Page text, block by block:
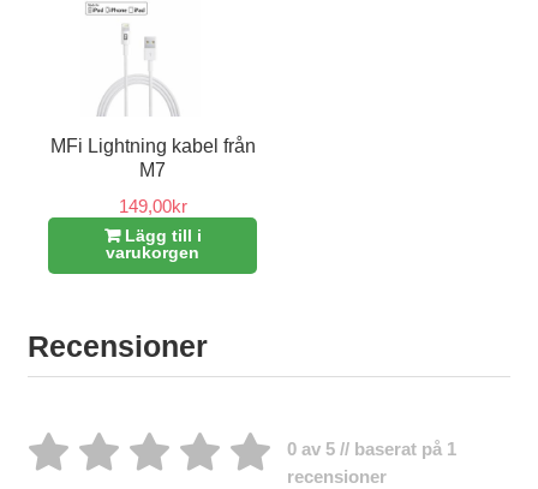
MFi Lightning kabel från
M7
149,00kr
Lägg till i
varukorgen
Recensioner
0 av 5 // baserat på 1
recensioner